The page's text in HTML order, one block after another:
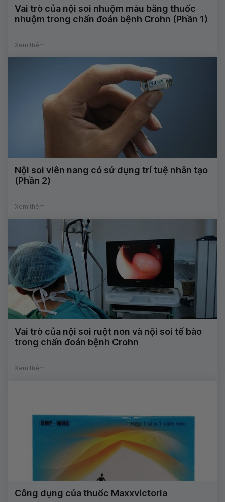
Vai trò của nội soi nhuộm màu bằng thuốc
nhuộm trong chẩn đoán bệnh Crohn (Phần 1)
Xem thêm
Nội soi viên nang có sử dụng trí tuệ nhân tạo
(Phần 2)
Xem thêm
Vai trò của nội soi ruột non và nội soi tế bào
trong chẩn đoán bệnh Crohn
Xem thêm
Công dụng của thuốc Maxxvictoria